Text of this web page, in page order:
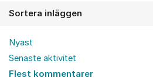
Sortera inläggen
Nyast
Senaste aktivitet
Flest kommentarer